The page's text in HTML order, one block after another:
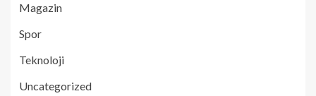
Magazin
Spor
Teknoloji
Uncategorized